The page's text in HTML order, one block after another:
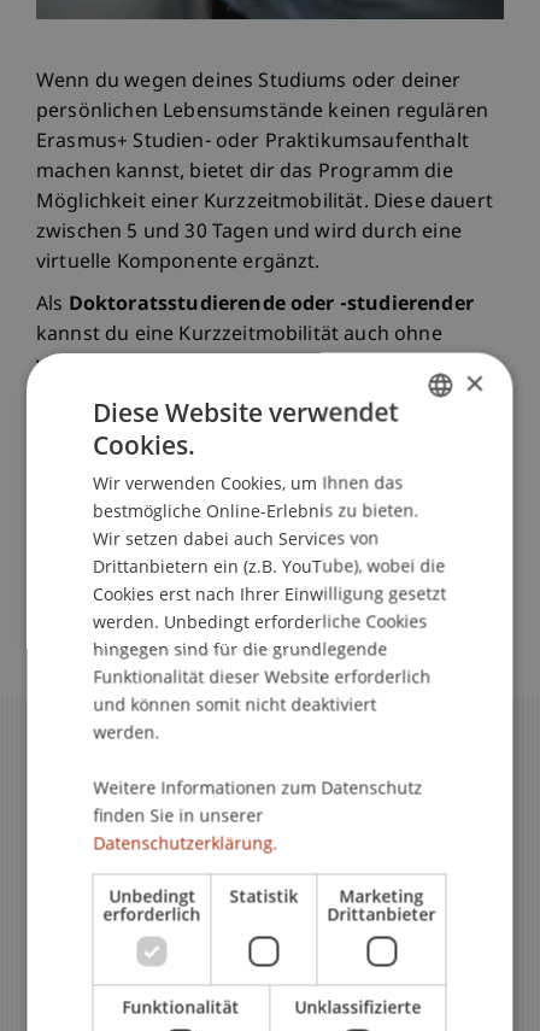
Wenn du wegen deines Studiums oder deiner
persönlichen Lebensumstände keinen regulären
Erasmus+ Studien- oder Praktikumsaufenthalt
machen kannst, bietet dir das Programm die
Möglichkeit einer Kurzzeitmobilität. Diese dauert
zwischen 5 und 30 Tagen und wird durch eine
virtuelle Komponente ergänzt.
Als Doktoratsstudierende oder -studierender
kannst du eine Kurzzeitmobilität auch ohne
virtuelle Komponente absolvieren.
Alle Infos auf einen Blick
Bewerbung
Stipendium
×
Diese Website verwendet
Cookies.
Wir verwenden Cookies, um Ihnen das
bestmögliche Online-Erlebnis zu bieten.
Wir setzen dabei auch Services von
Drittanbietern ein (z.B. YouTube), wobei die
Cookies erst nach Ihrer Einwilligung gesetzt
werden. Unbedingt erforderliche Cookies
hingegen sind für die grundlegende
Funktionalität dieser Website erforderlich
und können somit nicht deaktiviert
werden.
Weitere Informationen zum Datenschutz
finden Sie in unserer
Datenschutzerklärung.
Unbedingt
erforderlich
Statistik Marketing
Drittanbieter
Funktionalität Unklassifizierte